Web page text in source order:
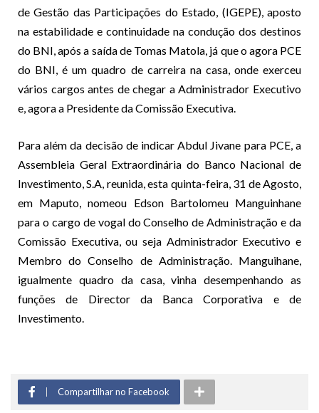
de Gestão das Participações do Estado, (IGEPE), aposto
na estabilidade e continuidade na condução dos destinos
do BNI, após a saída de Tomas Matola, já que o agora PCE
do BNI, é um quadro de carreira na casa, onde exerceu
vários cargos antes de chegar a Administrador Executivo
e, agora a Presidente da Comissão Executiva.
Para além da decisão de indicar Abdul Jivane para PCE, a
Assembleia Geral Extraordinária do Banco Nacional de
Investimento, S.A, reunida, esta quinta-feira, 31 de Agosto,
em Maputo, nomeou Edson Bartolomeu Manguinhane
para o cargo de vogal do Conselho de Administração e da
Comissão Executiva, ou seja Administrador Executivo e
Membro do Conselho de Administração. Manguihane,
igualmente quadro da casa, vinha desempenhando as
funções de Director da Banca Corporativa e de
Investimento.
Compartilhar no Facebook